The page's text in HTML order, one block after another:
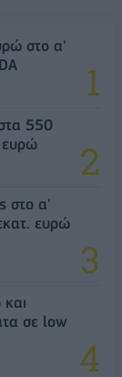
στο α'
550
στο α'
ευρώ
σε low